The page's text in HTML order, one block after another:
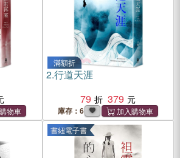
滿額折
2.行道天涯
79
379
庫存：6
書紐電子書